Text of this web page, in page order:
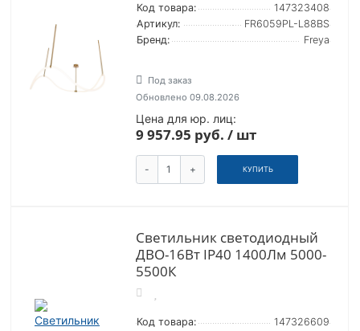
Код товара:
147323408
Артикул:
FR6059PL-L88BS
Бренд:
Freya
Под заказ
Обновлено 09.08.2026
Цена для юр. лиц:
9 957.95 руб. / шт
- + КУПИТЬ
Светильник светодиодный
ДВО-16Вт IP40 1400Лм 5000-
5500К
Код товара:
147326609